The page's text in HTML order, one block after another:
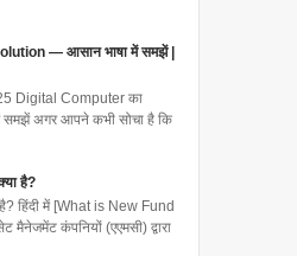
— आसान भाषा में समझें |
Digital Computer का
अगर आपने कभी सोचा है कि
है?
हिंदी में [What is New Fund
कंपनियों (एएमसी) द्वारा